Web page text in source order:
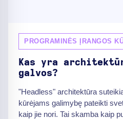
PROGRAMINĖS ĮRANGOS
Kas yra
galvos?
"Headless" architektūra
kūrėjams galimybę pateikti
kaip jie nori. Tai skamba kaip